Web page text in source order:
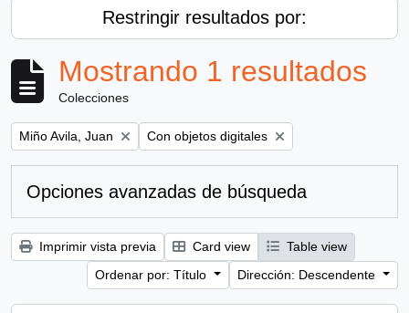
Restringir resultados por:
Mostrando 1 resultados
Colecciones
Remove filter:
Miño Avila, Juan Remove filter:
Con objetos digitales
Opciones avanzadas de búsqueda
Imprimir vista previa Card view
Table view
Ordenar por: Título
Dirección: Descendente